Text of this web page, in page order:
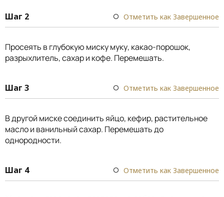
Шаг 2 Отметить как Завершенное
Просеять в глубокую миску муку, какао-порошок,
разрыхлитель, сахар и кофе. Перемешать.
Шаг 3 Отметить как Завершенное
В другой миске соединить яйцо, кефир, растительное
масло и ванильный сахар. Перемешать до
однородности.
Шаг 4 Отметить как Завершенное